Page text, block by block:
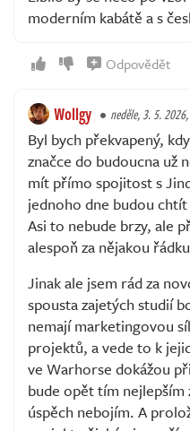
moderním kabátě a s
Odpovědět
Wollgy neděle, 3. 5.
Byl bych překvapený,
značce do budoucna už
mít přímo spojitost s
jednoho dne budou
Asi to nebude brzy, ale
alespoň za nějakou
Jinak ale jsem rád za
spousta zajetých studií
nemají marketingovou
projektů, a vede to k
ve Warhorse dokážou
bude opět tím nejlepším
úspěch nebojím. A